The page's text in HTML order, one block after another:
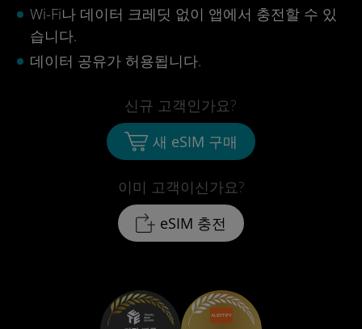
Wi-Fi나 데이터 크레딧 없이 앱에서 충전할 수 있
습니다.
데이터 공유가 허용됩니다.
이미 고객이신가요?
eSIM 충전
신규 고객인가요?
새 eSIM 구매